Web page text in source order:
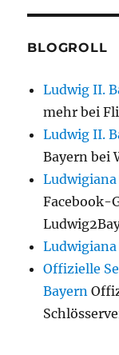
BLOGROLL
Ludwig II.
mehr bei
Ludwig II.
Bayern bei
Ludwigiana
Facebook-
Ludwigiana
Offizielle
Bayern